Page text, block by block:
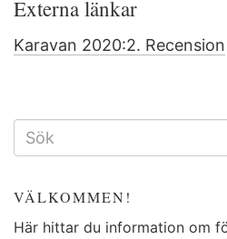
Externa länkar
Karavan 2020:2. Recension
SÖKFORMULÄR
VÄLKOMMEN!
Här hittar du information om